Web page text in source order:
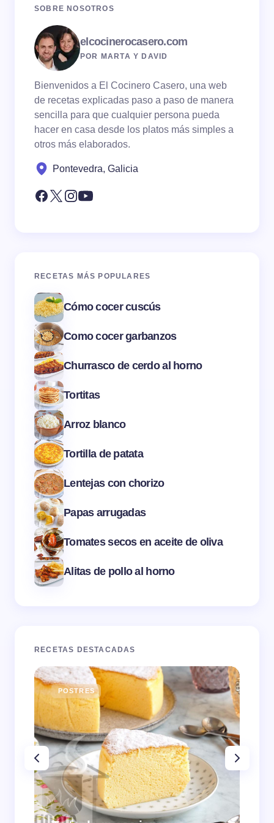
SOBRE NOSOTROS
elcocinerocasero.com
POR MARTA Y DAVID
Bienvenidos a El Cocinero Casero, una web
de recetas explicadas paso a paso de manera
sencilla para que cualquier persona pueda
hacer en casa desde los platos más simples a
otros más elaborados.
Pontevedra, Galicia
RECETAS MÁS POPULARES
Cómo cocer cuscús
Como cocer garbanzos
Churrasco de cerdo al horno
Tortitas
Arroz blanco
Tortilla de patata
Lentejas con chorizo
Papas arrugadas
Tomates secos en aceite de oliva
Alitas de pollo al horno
RECETAS DESTACADAS
POSTRES